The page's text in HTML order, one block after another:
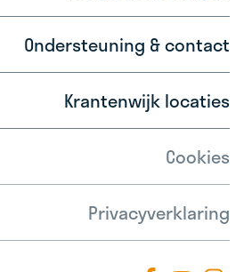
Ondersteuning & contact
Krantenwijk locaties
Cookies
Privacyverklaring